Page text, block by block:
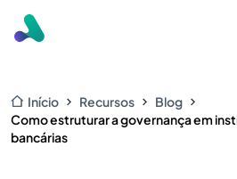
Início Recursos
Blog
Como estruturar a governança em
bancárias